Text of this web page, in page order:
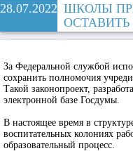
28.07.2022 ШКОЛЫ
За Федеральной службой
сохранить полномочия
Такой законопроект,
электронной базе Госдумы.
В настоящее время в
воспитательных колониях
образовательный процесс.